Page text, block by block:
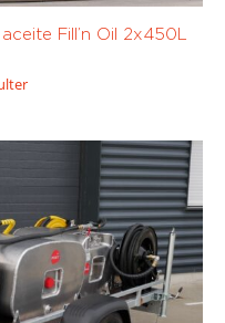
Eléctrico(0)
De 1001 a 10
000 litros(2)
Fill’n Oil 2x450L